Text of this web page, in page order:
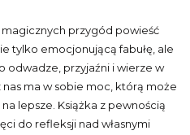
magicznych przygód powieść
tylko emocjonującą fabułę, ale
odwadze, przyjaźni i wierze w
nas ma w sobie moc, którą może
lepsze. Książka z pewnością
do refleksji nad własnymi